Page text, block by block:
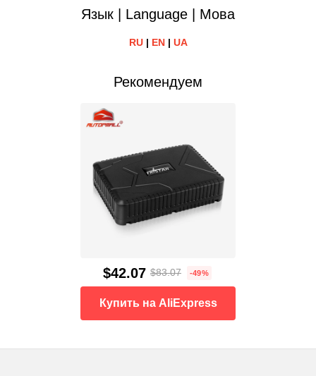
Язык | Language | Мова
RU| EN| UA
Рекомендуем
$42.07 $83.07 -49%
Купить на AliExpress